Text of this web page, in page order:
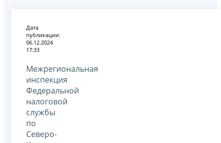
Дата
публикации:
06.12.2024
17:33
Межрегиональная
инспекция
Федеральной
налоговой
службы
по
Северо-